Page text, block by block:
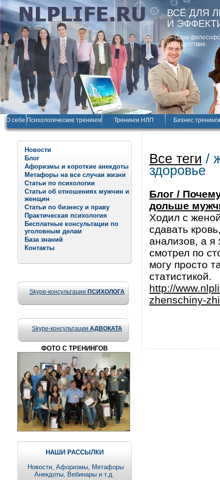
ВСЁ ДЛЯ
И
— Одни
их отсутствие.
О себе Психологические тренинги Тренинги НЛП Бизнес тренинги
Новости
Блог
Афоризмы и короткие анекдоты
Метафоры на все случаи жизни
Статьи по психологии
Статьи об отношениях мужчин и
женщин
Статьи по бизнесу и праву
Практическая психология
Бесплатные консультации по
уголовным делам
База знаний
Контакты
Skype-консультации ПСИХОЛОГА
Skype-консультации АДВОКАТА
ФОТО С ТРЕНИНГОВ
НАШИ РАССЫЛКИ
Новости, Aфоризмы, Метафоры
Анекдоты, Вебинары и т.д.
Все теги /
здоровье
Блог /
дольше
Ходил с
сдавать
анализов, а
смотрел по
могу просто
статистикой.
http://
zhenschiny-